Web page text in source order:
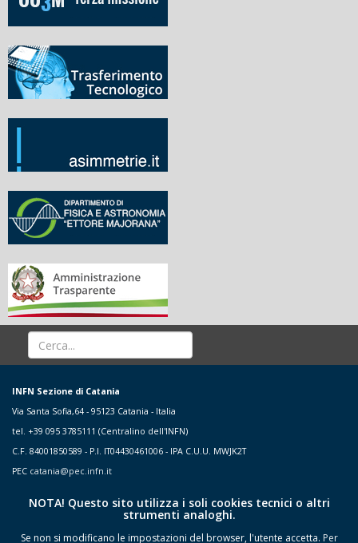
INFN Sezione di Catania
Via Santa Sofia,64 - 95123 Catania - Italia
tel. +39 095 3785111 (Centralino dell'INFN)
C.F. 84001850589 - P.I. IT04430461006 - IPA C.U.U. MWJK2T
PEC catania@pec.infn.it
NOTA! Questo sito utilizza i soli cookies tecnici o altri
strumenti analoghi.
Se non si modificano le impostazioni del browser, l'utente accetta. Per